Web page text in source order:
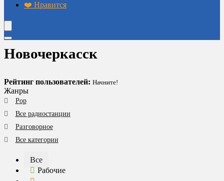
❤️ Нравится
Новочеркасск
Рейтинг пользователей: Начните!
Жанры
Pop
Все радиостанции
Разговорное
Все категории
Все
Рабочие